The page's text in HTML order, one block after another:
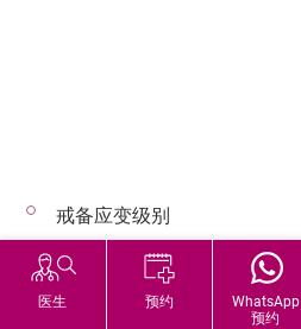
医生 预约
WhatsApp
预约
© 2026 版权所有 © 港安医疗 保留一切权利
戒备应变级别
恶劣天气下的诊症安排